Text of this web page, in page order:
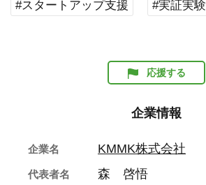
#スタートアップ支援 #実証実験
応援する
企業情報
企業名 KMMK株式会社
代表者名 森 啓悟